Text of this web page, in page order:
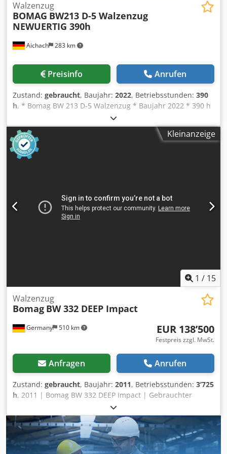
Informationen zu erhalten.
Aichach 283 km
Walzenzug
BOMAG BW213 D-5 Walzenzug
NEWUERTIG 390h
Preisinfo Anrufen
Zustand: gebraucht, Baujahr: 2022, Betriebsstunden: 390
h, * Bomag BW 213 D-5 Walzenzug * Baujahr 2022 * 390 h
* Euro 5 Dsdpfx Aeyr U Tnod Iokr * 12500-14800 kg * 95KW
Deutz Motor * Klimaanalage * Reifen: 23,1-26IND *
NEUWERTIG!
Kleinanzeige
1 / 15
Germany 510 km
Walzenzug
Bomag BW 332 DEEP Impact
EUR 138’500
Festpreis zzgl. MwSt.
Anfragen Anrufen
Zustand: gebraucht, Baujahr: 2011, Betriebsstunden: 3’725
h, 2011 | Bomag BW 332 DEEP Impact | Gebrauchter
Walzenzug | 3725 hours 📍Location: Deutschland 🚛
Delivery available to your destination – Use our shipping
calculator to estimate transport costs! 💰 Buy Now for EUR
138500 or Make an Offer. Payment at delivery available for
an affordable fee (subject to approval)* Dkjdpfeyux Eyjx Ad